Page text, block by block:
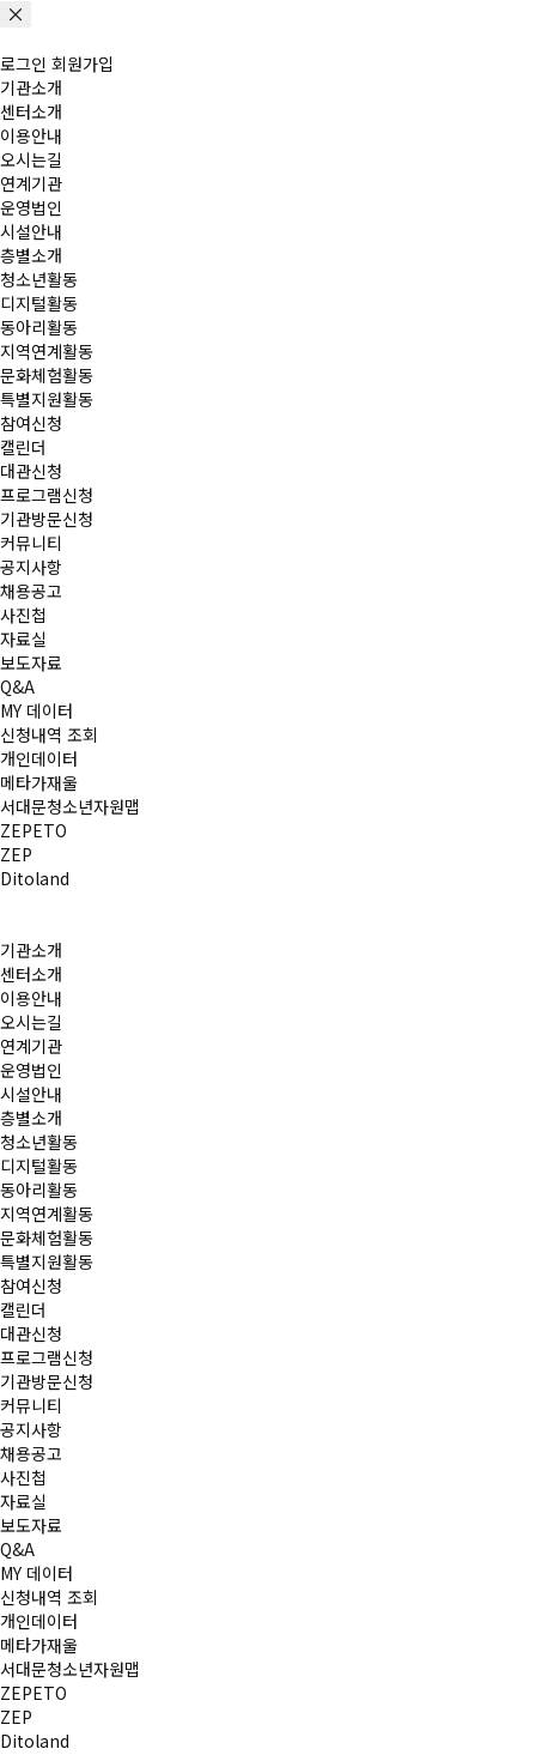
로그인 회원가입
기관소개
센터소개
이용안내
오시는길
연계기관
운영법인
시설안내
층별소개
청소년활동
디지털활동
동아리활동
지역연계활동
문화체험활동
특별지원활동
참여신청
캘린더
대관신청
프로그램신청
기관방문신청
커뮤니티
공지사항
채용공고
사진첩
자료실
보도자료
Q&A
MY 데이터
신청내역 조회
개인데이터
메타가재울
서대문청소년자원맵
ZEPETO
ZEP
Ditoland
기관소개
센터소개
이용안내
오시는길
연계기관
운영법인
시설안내
층별소개
청소년활동
디지털활동
동아리활동
지역연계활동
문화체험활동
특별지원활동
참여신청
캘린더
대관신청
프로그램신청
기관방문신청
커뮤니티
공지사항
채용공고
사진첩
자료실
보도자료
Q&A
MY 데이터
신청내역 조회
개인데이터
메타가재울
서대문청소년자원맵
ZEPETO
ZEP
Ditoland